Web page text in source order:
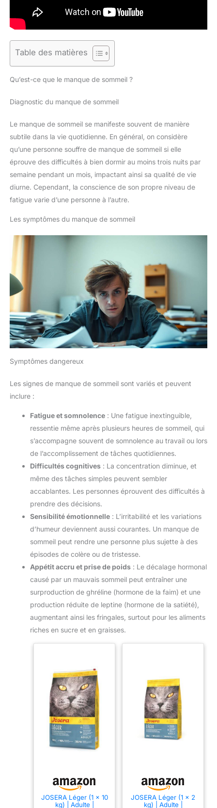
Table des matières
Qu’est-ce que le manque de sommeil ?
Diagnostic du manque de sommeil
Le manque de sommeil se manifeste souvent de manière
subtile dans la vie quotidienne. En général, on considère
qu’une personne souffre de manque de sommeil si elle
éprouve des difficultés à bien dormir au moins trois nuits par
semaine pendant un mois, impactant ainsi sa qualité de vie
diurne. Cependant, la conscience de son propre niveau de
fatigue varie d’une personne à l’autre.
Les symptômes du manque de sommeil
Symptômes dangereux
Les signes de manque de sommeil sont variés et peuvent
inclure :
Fatigue et somnolence : Une fatigue inextinguible,
ressentie même après plusieurs heures de sommeil, qui
s’accompagne souvent de somnolence au travail ou lors
de l’accomplissement de tâches quotidiennes.
Difficultés cognitives : La concentration diminue, et
même des tâches simples peuvent sembler
accablantes. Les personnes éprouvent des difficultés à
prendre des décisions.
Sensibilité émotionnelle : L’irritabilité et les variations
d’humeur deviennent aussi courantes. Un manque de
sommeil peut rendre une personne plus sujette à des
épisodes de colère ou de tristesse.
Appétit accru et prise de poids : Le décalage hormonal
causé par un mauvais sommeil peut entraîner une
surproduction de ghréline (hormone de la faim) et une
production réduite de leptine (hormone de la satiété),
augmentant ainsi les fringales, surtout pour les aliments
riches en sucre et en graisses.
JOSERA Léger (1 x 10
kg) | Adulte |
JOSERA Léger (1 x 2
kg) | Adulte |